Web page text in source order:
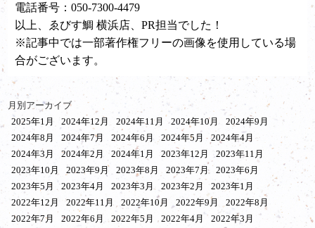
電話番号：050-7300-4479
以上、ゑびす鯛 横浜店、PR担当でした！
※記事中では一部著作権フリーの画像を使用している場
合がございます。
月別アーカイブ
2025年1月
2024年12月 2024年11月 2024年10月
2024年9月
2024年8月
2024年7月 2024年6月 2024年5月
2024年4月
2024年3月
2024年2月 2024年1月 2023年12月
2023年11月
2023年10月
2023年9月 2023年8月 2023年7月
2023年6月
2023年5月
2023年4月 2023年3月 2023年2月
2023年1月
2022年12月
2022年11月 2022年10月 2022年9月
2022年8月
2022年7月
2022年6月 2022年5月 2022年4月
2022年3月